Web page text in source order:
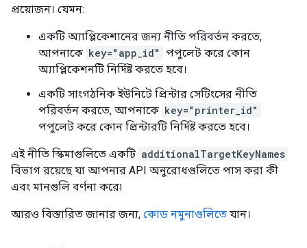
প্রয়োজন। যেমন:
একটি অ্যাপ্লিকেশানের জন্য নীতি পরিবর্তন করতে,
আপনাকে key="app_id" পপুলেট করে কোন
অ্যাপ্লিকেশনটি নির্দিষ্ট করতে হবে।
একটি সাংগঠনিক ইউনিটে প্রিন্টার সেটিংসের নীতি
পরিবর্তন করতে, আপনাকে key="printer_id"
পপুলেট করে কোন প্রিন্টারটি নির্দিষ্ট করতে হবে।
এই নীতি স্কিমাগুলিতে একটি additionalTargetKeyNames
বিভাগ রয়েছে যা আপনার API অনুরোধগুলিতে পাস করা কী
এবং মানগুলি বর্ণনা করে৷
আরও বিস্তারিত জানার জন্য, কোড নমুনাগুলিতে যান।